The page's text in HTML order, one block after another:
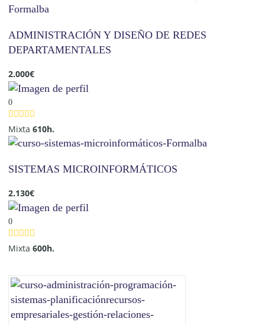
ADMINISTRACIÓN Y DISEÑO DE REDES
DEPARTAMENTALES
2.000€
0
Mixta610h.
SISTEMAS MICROINFORMÁTICOS
2.130€
0
Mixta600h.